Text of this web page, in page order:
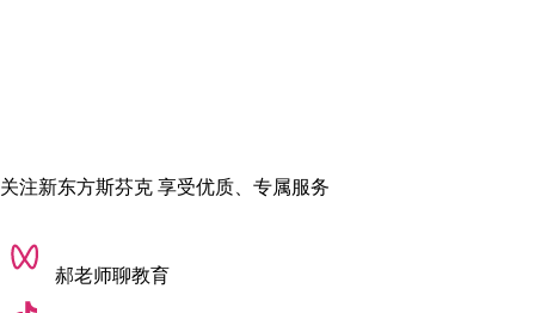
关注新东方斯芬克 享受优质、专属服务
郝老师聊教育